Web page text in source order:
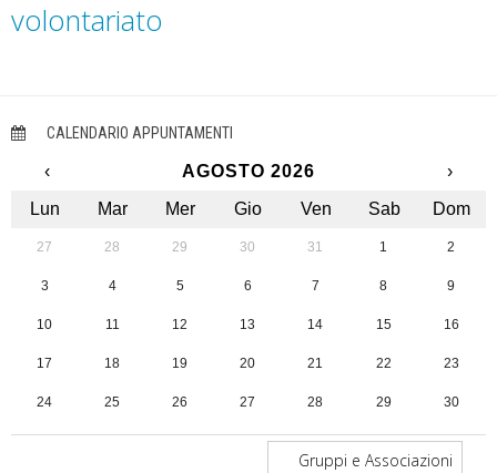
volontariato
CALENDARIO APPUNTAMENTI
‹ AGOSTO 2026
›
Lun
Mar Mer Gio Ven Sab Dom
27 28 29 30 31 1 2
3 4 5 6 7 8 9
10 11 12 13 14 15 16
17 18 19 20 21 22 23
24 25 26 27 28 29 30
4 5 6
Gruppi e Associazioni